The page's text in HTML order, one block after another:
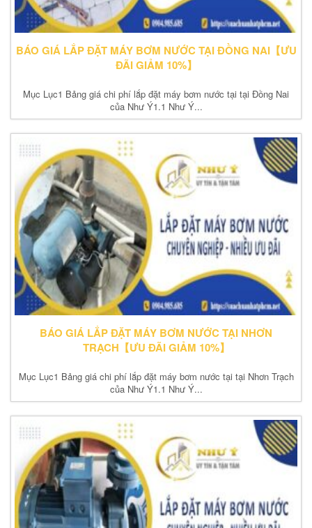
BÁO GIÁ LẮP ĐẶT MÁY BƠM NƯỚC TẠI ĐỒNG NAI【ƯU
ĐÃI GIẢM 10%】
Mục Lục1 Bảng giá chi phí lắp đặt máy bơm nước tại tại Đồng Nai
của Như Ý1.1 Như Ý...
BÁO GIÁ LẮP ĐẶT MÁY BƠM NƯỚC TẠI NHƠN
TRẠCH【ƯU ĐÃI GIẢM 10%】
Mục Lục1 Bảng giá chi phí lắp đặt máy bơm nước tại tại Nhơn Trạch
của Như Ý1.1 Như Ý...